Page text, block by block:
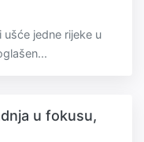
jedne rijeke u
u fokusu,